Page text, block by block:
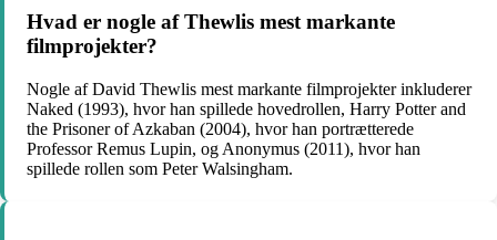
Hvad er nogle af Thewlis mest markante
filmprojekter?
Nogle af David Thewlis mest markante filmprojekter inkluderer
Naked (1993), hvor han spillede hovedrollen, Harry Potter and
the Prisoner of Azkaban (2004), hvor han portrætterede
Professor Remus Lupin, og Anonymus (2011), hvor han
spillede rollen som Peter Walsingham.